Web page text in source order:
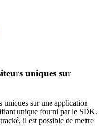
uniques sur
uniques sur une application
unique fourni par le SDK.
il est possible de mettre